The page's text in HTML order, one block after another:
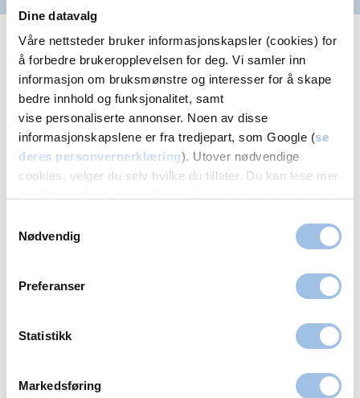
Dine datavalg
Våre nettsteder bruker informasjonskapsler (cookies) for
å forbedre brukeropplevelsen for deg. Vi samler inn
informasjon om bruksmønstre og interesser for å skape
bedre innhold og funksjonalitet, samt
vise personaliserte annonser. Noen av disse
informasjonskapslene er fra tredjepart, som Google (se
deres personvernerklæring). Utover nødvendige
cookies, velger du selv hvilke du tillater. Du kan lese mer
Nødvendig
Preferanser
Statistikk
Markedsføring
Eller legg igjen navn og nummer - og la oss
ringe deg!
Alle felter med * er obligatoriske
Navn
Telefonnummer